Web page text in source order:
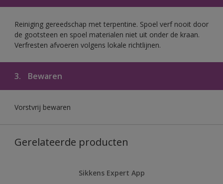
Reiniging gereedschap met terpentine. Spoel verf nooit door
de gootsteen en spoel materialen niet uit onder de kraan.
Verfresten afvoeren volgens lokale richtlijnen.
3. Bewaren
Vorstvrij bewaren
Gerelateerde producten
Sikkens Expert App